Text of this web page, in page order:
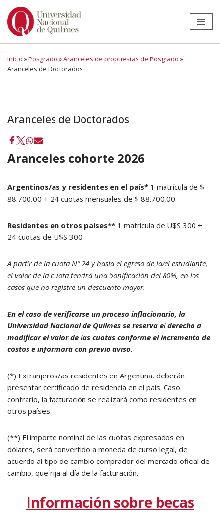
Ir
Inicio »Posgrado »Aranceles de propuestas de Posgrado »
Aranceles de Doctorados
Aranceles de Doctorados
Aranceles cohorte 2026
Argentinos/as y residentes en el país* 1 matrícula de $
88.700,00 + 24 cuotas mensuales de $ 88.700,00
Residentes en otros países** 1 matrícula de U$S 300 +
24 cuotas de U$S 300
A partir de la cuota Nº 24 y hasta el egreso de la/el estudiante,
el valor de la cuota tendrá una bonificación del 80%, en los
casos que no registre un descuento mayor.
En el caso de verificarse un proceso inflacionario, la
Universidad Nacional de Quilmes se reserva el derecho a
modificar el valor de las cuotas conforme el incremento de
costos e informará con previo aviso.
(*) Extranjeros/as residentes en Argentina, deberán
presentar certificado de residencia en el país. Caso
contrario, la facturación se realizará como residentes en
otros países.
(**) El importe nominal de las cuotas expresados en
dólares, será convertido a moneda de curso legal, de
acuerdo al tipo de cambio comprador del mercado oficial de
cambio, que rija al día de la facturación.
Información sobre becas